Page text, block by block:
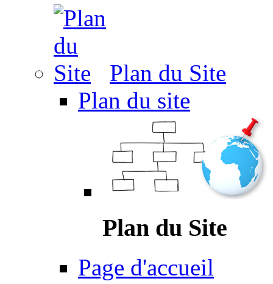
Plan du Site
Plan du site
Plan du Site
Page d'accueil